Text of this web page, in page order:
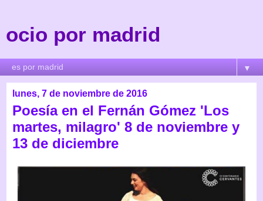
ocio por madrid
▼
lunes, 7 de noviembre de 2016
Poesía en el Fernán Gómez 'Los
martes, milagro' 8 de noviembre y
13 de diciembre